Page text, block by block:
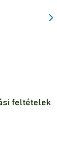
feltételek